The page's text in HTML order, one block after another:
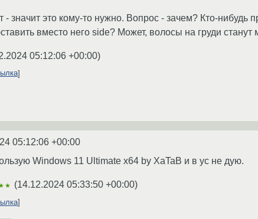
- значит это кому-то нужно. Вопрос - зачем? Кто-
вместо него side? Может, волосы на груди
05:12:06 +00:00)
05:12:06 +00:00
Windows 11 Ultimate x64 by XaTaB и в ус не дую.
(14.12.2024 05:33:50 +00:00)